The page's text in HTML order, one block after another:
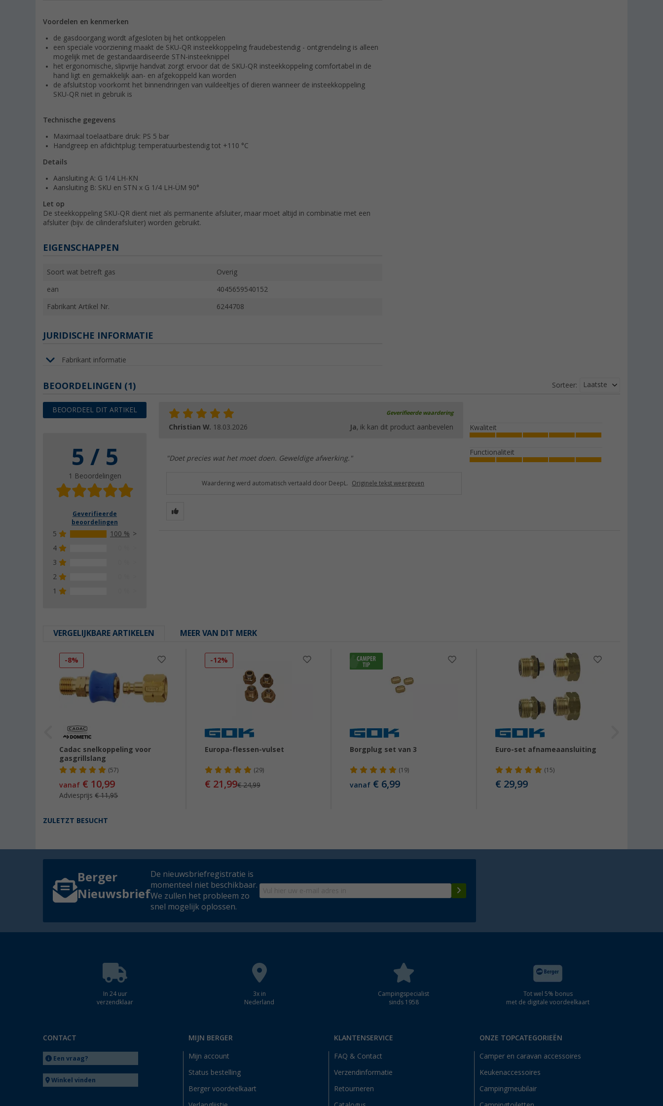
Voordelen en kenmerken
de gasdoorgang wordt afgesloten bij het ontkoppelen
een speciale voorziening maakt de SKU-QR insteekkoppeling fraudebestendig - ontgrendeling is alleen
mogelijk met de gestandaardiseerde STN-insteeknippel
het ergonomische, slipvrije handvat zorgt ervoor dat de SKU-QR insteekkoppeling comfortabel in de
hand ligt en gemakkelijk aan- en afgekoppeld kan worden
de afsluitstop voorkomt het binnendringen van vuildeeltjes of dieren wanneer de insteekkoppeling
SKU-QR niet in gebruik is
Technische gegevens
Maximaal toelaatbare druk: PS 5 bar
Handgreep en afdichtplug: temperatuurbestendig tot +110 °C
Details
Aansluiting A: G 1/4 LH-KN
Aansluiting B: SKU en STN x G 1/4 LH-ÜM 90°
Let op
De steekkoppeling SKU-QR dient niet als permanente afsluiter, maar moet altijd in combinatie met een
afsluiter (bijv. de cilinderafsluiter) worden gebruikt.
EIGENSCHAPPEN
Soort wat betreft gas Overig
ean 4045659540152
Fabrikant Artikel Nr. 6244708
JURIDISCHE INFORMATIE
Fabrikant informatie
BEOORDELINGEN (1)
BEOORDEEL DIT ARTIKEL
5 / 5
1 Beoordelingen
Geverifieerde
beoordelingen
5
100 %
4
3
2
1
Sorteer: Laatste
Geverifieerde waardering
Christian W. 18.03.2026 Ja, ik kan dit product aanbevelen
"Doet precies wat het moet doen. Geweldige afwerking."
Kwaliteit
Functionaliteit
Waardering werd automatisch vertaald door DeepL. Originele tekst weergeven
VERGELIJKBARE ARTIKELEN MEER VAN DIT MERK
-8%
Cadac snelkoppeling voor
gasgrillslang
(57)
vanaf € 10,99
Adviesprijs€ 11,95
-12%
Europa-flessen-vulset
(29)
€ 21,99€ 24,99
Borgplug set van 3
(19)
vanaf € 6,99
Euro-set afnameaansluiting
(15)
€ 29,99
ZULETZT BESUCHT
Berger
Nieuwsbrief
De nieuwsbriefregistratie is
momenteel niet beschikbaar.
We zullen het probleem zo
snel mogelijk oplossen.
In 24 uur
verzendklaar
3x in
Nederland
Campingspecialist
sinds 1958
Tot wel 5% bonus
met de digitale voordeelkaart
CONTACT
Een vraag?
Winkel vinden
MIJN BERGER
Mijn account
Status bestelling
Berger voordeelkaart
KLANTENSERVICE
FAQ & Contact
Verzendinformatie
Retourneren
ONZE TOPCATEGORIEËN
Camper en caravan accessoires
Keukenaccessoires
Campingmeubilair